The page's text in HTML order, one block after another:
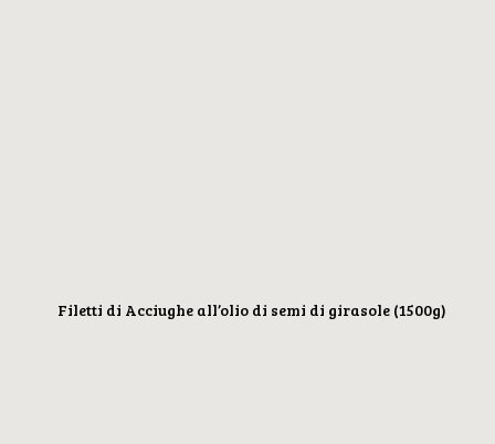
Filetti di Acciughe all’olio di semi di girasole (1500g)